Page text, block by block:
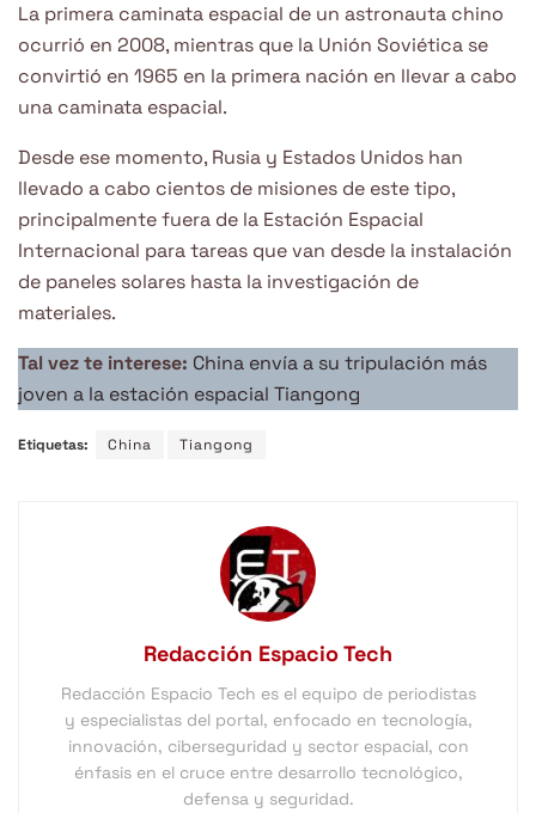
La primera caminata espacial de un astronauta chino
ocurrió en 2008, mientras que la Unión Soviética se
convirtió en 1965 en la primera nación en llevar a cabo
una caminata espacial.
Desde ese momento, Rusia y Estados Unidos han
llevado a cabo cientos de misiones de este tipo,
principalmente fuera de la Estación Espacial
Internacional para tareas que van desde la instalación
de paneles solares hasta la investigación de
materiales.
Tal vez te interese: China envía a su tripulación más
joven a la estación espacial Tiangong
Etiquetas: China Tiangong
Redacción Espacio Tech
Redacción Espacio Tech es el equipo de periodistas
y especialistas del portal, enfocado en tecnología,
innovación, ciberseguridad y sector espacial, con
énfasis en el cruce entre desarrollo tecnológico,
defensa y seguridad.